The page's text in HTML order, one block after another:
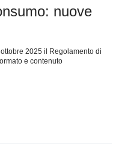
nuove
2025 il Regolamento di
e contenuto